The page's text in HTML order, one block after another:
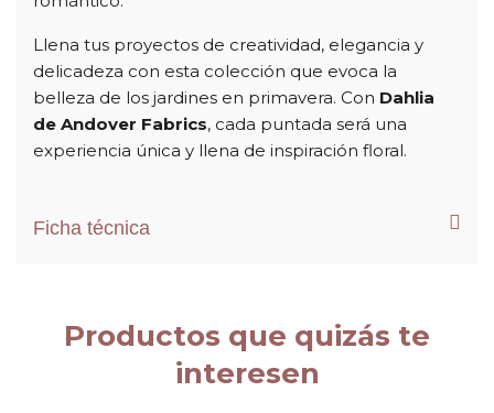
Llena tus proyectos de creatividad, elegancia y
delicadeza con esta colección que evoca la
belleza de los jardines en primavera. Con Dahlia
de Andover Fabrics, cada puntada será una
experiencia única y llena de inspiración floral.
Ficha técnica
Productos que quizás te
interesen